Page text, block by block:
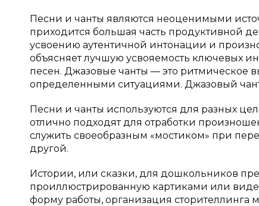
Песни и чанты являются неоценимыми
приходится большая часть продуктивной
усвоению аутентичной интонации и
объясняет лучшую усвояемость ключевых
песен. Джазовые чанты — это ритмическое
определенными ситуациями. Джазовый
Песни и чанты используются для разных
отлично подходят для отработки
служить своеобразным «мостиком» при
другой.
Истории, или сказки, для дошкольников
проиллюстрированную картиками или
форму работы, организация сторителлинга